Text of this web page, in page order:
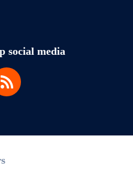
social media